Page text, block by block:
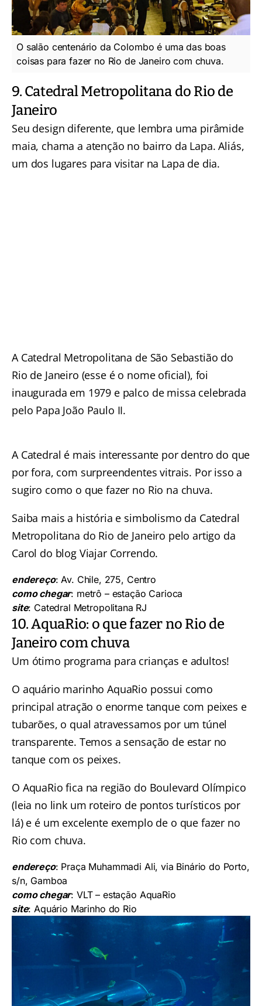
O salão centenário da Colombo é uma das boas
coisas para fazer no Rio de Janeiro com chuva.
9. Catedral Metropolitana do Rio de
Janeiro
Seu design diferente, que lembra uma pirâmide
maia, chama a atenção no bairro da Lapa. Aliás,
um dos lugares para visitar na Lapa de dia.
A Catedral Metropolitana de São Sebastião do
Rio de Janeiro (esse é o nome oficial), foi
inaugurada em 1979 e palco de missa celebrada
pelo Papa João Paulo II.
A Catedral é mais interessante por dentro do que
por fora, com surpreendentes vitrais. Por isso a
sugiro como o que fazer no Rio na chuva.
Saiba mais a história e simbolismo da Catedral
Metropolitana do Rio de Janeiro pelo artigo da
Carol do blog Viajar Correndo.
endereço: Av. Chile, 275, Centro
como chegar: metrô – estação Carioca
site: Catedral Metropolitana RJ
10. AquaRio: o que fazer no Rio de
Janeiro com chuva
Um ótimo programa para crianças e adultos!
O aquário marinho AquaRio possui como
principal atração o enorme tanque com peixes e
tubarões, o qual atravessamos por um túnel
transparente. Temos a sensação de estar no
tanque com os peixes.
O AquaRio fica na região do Boulevard Olímpico
(leia no link um roteiro de pontos turísticos por
lá) e é um excelente exemplo de o que fazer no
Rio com chuva.
endereço: Praça Muhammadi Ali, via Binário do Porto,
s/n, Gamboa
como chegar: VLT – estação AquaRio
site: Aquário Marinho do Rio